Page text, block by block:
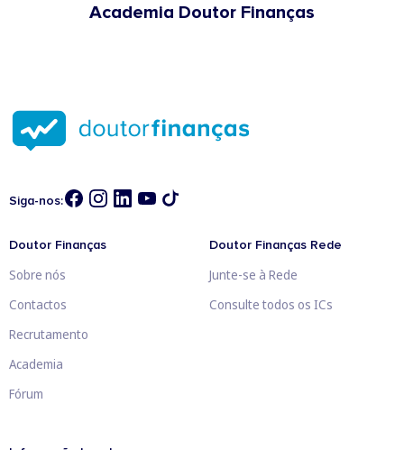
Academia Doutor Finanças
Siga-nos:
Doutor Finanças
Sobre nós
Contactos
Recrutamento
Academia
Fórum
Doutor Finanças Rede
Junte-se à Rede
Consulte todos os ICs